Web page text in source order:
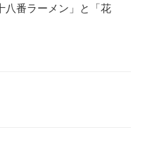
番ラーメン」と「花